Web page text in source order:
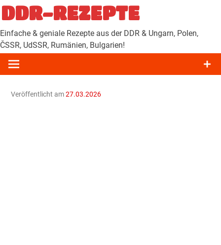
Zum
Inhalt
springen
DDR-REZEPTE
Einfache & geniale Rezepte aus der DDR & Ungarn, Polen,
ČSSR, UdSSR, Rumänien, Bulgarien!
Veröffentlicht am27.03.2026